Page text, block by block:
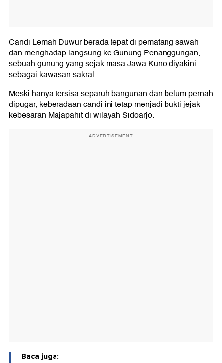
Candi Lemah Duwur berada tepat di pematang sawah
dan menghadap langsung ke Gunung Penanggungan,
sebuah gunung yang sejak masa Jawa Kuno diyakini
sebagai kawasan sakral.
Meski hanya tersisa separuh bangunan dan belum pernah
dipugar, keberadaan candi ini tetap menjadi bukti jejak
kebesaran Majapahit di wilayah Sidoarjo.
ADVERTISEMENT
Baca juga: